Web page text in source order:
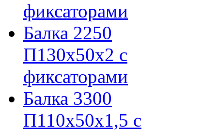
фиксаторами
Балка 2250
П130х50х2 с
фиксаторами
Балка 3300
П110х50х1,5 с